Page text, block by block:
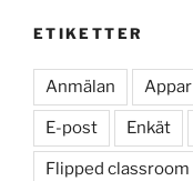
ETIKETTER
Anmälan Appar
E-post Enkät
Flipped classroom